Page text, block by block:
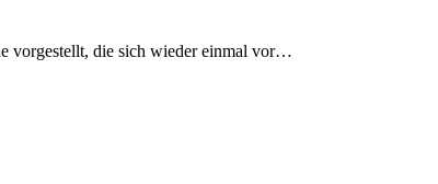
vorgestellt, die sich wieder einmal vor…